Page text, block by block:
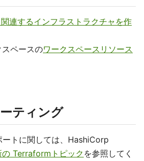
連するインフラストラクチャを作
ペースのワークスペースリソース
ティング
トに関しては、HashiCorp
の Terraformトピック を参照してく